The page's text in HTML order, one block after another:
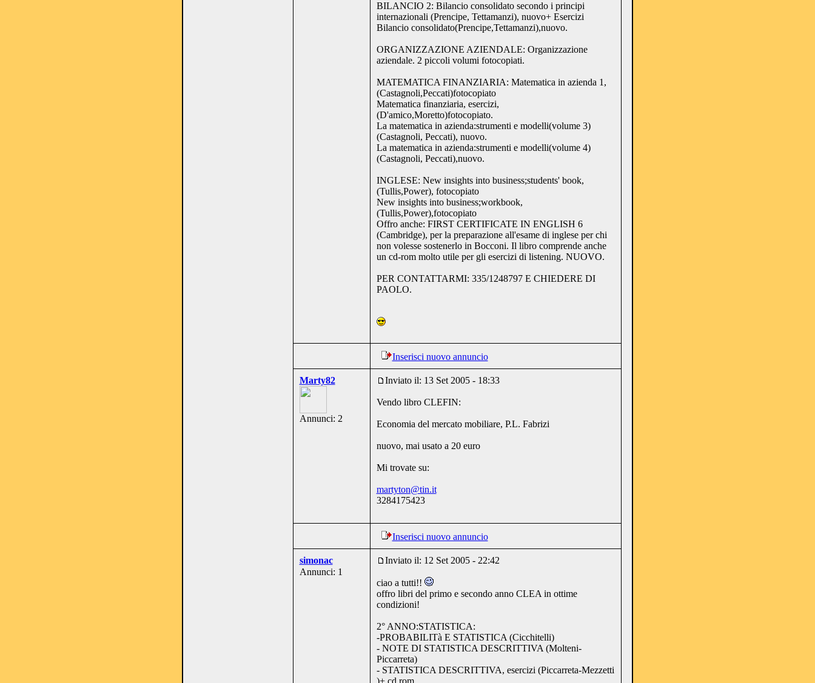
BILANCIO 2: Bilancio consolidato secondo i principi
internazionali (Prencipe, Tettamanzi), nuovo+ Esercizi
Bilancio consolidato(Prencipe,Tettamanzi),nuovo.
ORGANIZZAZIONE AZIENDALE: Organizzazione
aziendale. 2 piccoli volumi fotocopiati.
MATEMATICA FINANZIARIA: Matematica in azienda 1,
(Castagnoli,Peccati)fotocopiato
Matematica finanziaria, esercizi,
(D'amico,Moretto)fotocopiato.
La matematica in azienda:strumenti e modelli(volume 3)
(Castagnoli, Peccati), nuovo.
La matematica in azienda:strumenti e modelli(volume 4)
(Castagnoli, Peccati),nuovo.
INGLESE: New insights into business;students' book,
(Tullis,Power), fotocopiato
New insights into business;workbook,
(Tullis,Power),fotocopiato
Offro anche: FIRST CERTIFICATE IN ENGLISH 6
(Cambridge), per la preparazione all'esame di inglese per chi
non volesse sostenerlo in Bocconi. Il libro comprende anche
un cd-rom molto utile per gli esercizi di listening. NUOVO.
PER CONTATTARMI: 335/1248797 E CHIEDERE DI
PAOLO.
Inserisci nuovo annuncio
Marty82
Annunci: 2
Inviato il: 13 Set 2005 - 18:33
Vendo libro CLEFIN:
Economia del mercato mobiliare, P.L. Fabrizi
nuovo, mai usato a 20 euro
Mi trovate su:
martyton@tin.it
3284175423
Inserisci nuovo annuncio
simonac
Annunci: 1
Inviato il: 12 Set 2005 - 22:42
ciao a tutti!!
offro libri del primo e secondo anno CLEA in ottime
condizioni!
2° ANNO:STATISTICA:
-PROBABILITà E STATISTICA (Cicchitelli)
- NOTE DI STATISTICA DESCRITTIVA (Molteni-
Piccarreta)
- STATISTICA DESCRITTIVA, esercizi (Piccarreta-Mezzetti
)+ cd rom